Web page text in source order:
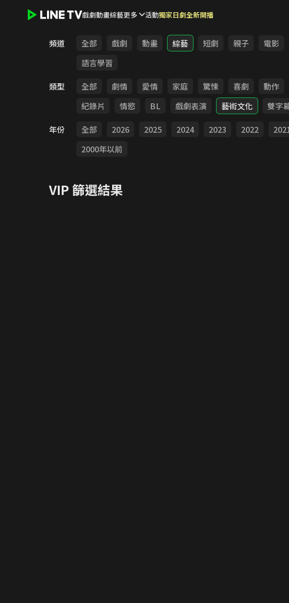
戲劇動畫綜藝更多 活動獨家日劇全新開播
頻道 全部 戲劇 動畫 綜藝 短劇 親子 電影
語言學習
類型
全部 劇情 愛情 家庭 驚悚 喜劇 動作
紀錄片
情慾 BL 戲劇表演 藝術文化 雙字
年份
全部 2026 2025 2024 2023 2022
2000年以前
VIP 篩選結果